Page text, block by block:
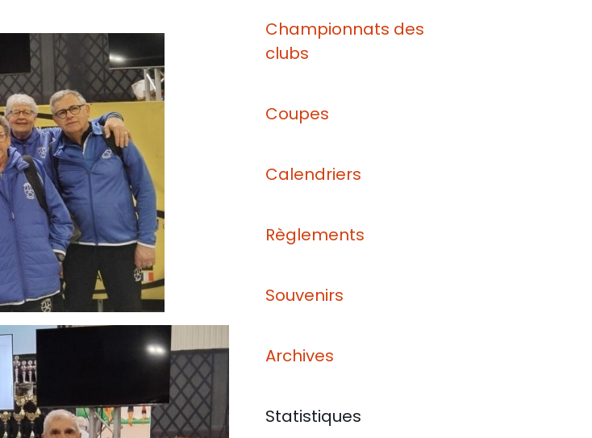
Championnats des
clubs
Coupes
Calendriers
Règlements
Souvenirs
Archives
Statistiques